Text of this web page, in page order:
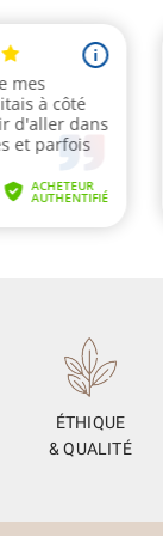
ÉTHIQUE
& QUALITÉ